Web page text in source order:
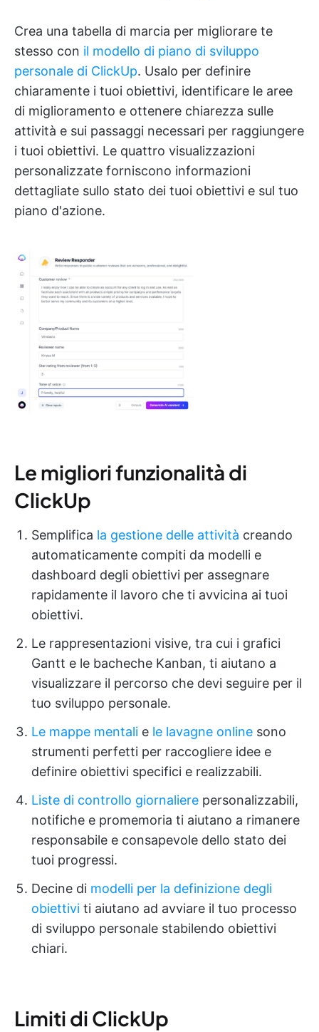
Crea una tabella di marcia per migliorare te
stesso con il modello di piano di sviluppo
personale di ClickUp. Usalo per definire
chiaramente i tuoi obiettivi, identificare le aree
di miglioramento e ottenere chiarezza sulle
attività e sui passaggi necessari per raggiungere
i tuoi obiettivi. Le quattro visualizzazioni
personalizzate forniscono informazioni
dettagliate sullo stato dei tuoi obiettivi e sul tuo
piano d'azione.
Le migliori funzionalità di
ClickUp
Semplifica la gestione delle attività creando
automaticamente compiti da modelli e
dashboard degli obiettivi per assegnare
rapidamente il lavoro che ti avvicina ai tuoi
obiettivi.
Le rappresentazioni visive, tra cui i grafici
Gantt e le bacheche Kanban, ti aiutano a
visualizzare il percorso che devi seguire per il
tuo sviluppo personale.
Le mappe mentali e le lavagne online sono
strumenti perfetti per raccogliere idee e
definire obiettivi specifici e realizzabili.
Liste di controllo giornaliere personalizzabili,
notifiche e promemoria ti aiutano a rimanere
responsabile e consapevole dello stato dei
tuoi progressi.
Decine di modelli per la definizione degli
obiettivi ti aiutano ad avviare il tuo processo
di sviluppo personale stabilendo obiettivi
chiari.
Limiti di ClickUp